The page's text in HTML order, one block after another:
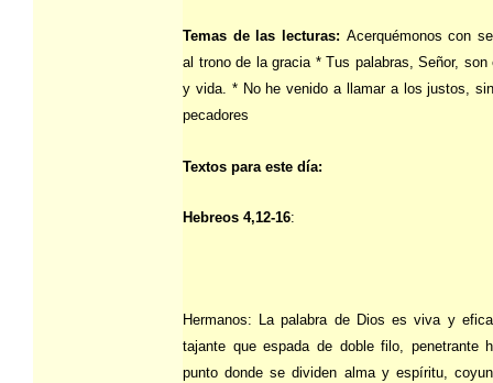
Temas de las lecturas: Acerquémonos con
al trono de la gracia * Tus palabras, Señor, son
y vida. * No he venido a llamar a los justos,
pecadores
Textos para este día:
Hebreos 4,12-16:
Hermanos: La palabra de Dios es viva y
tajante que espada de doble filo, penetrante
punto donde se dividen alma y espíritu,